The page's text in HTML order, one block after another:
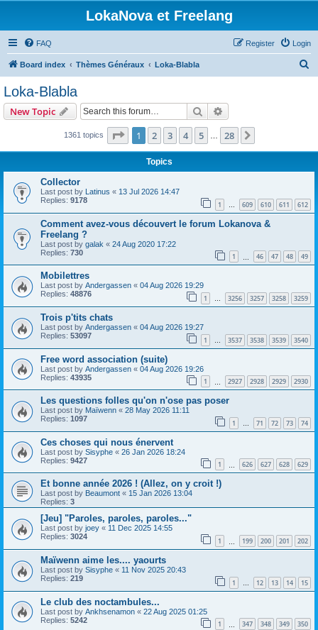
LokaNova et Freelang
FAQ Login
Register
Board index Thèmes Généraux Loka-Blabla
Loka-Blabla
New Topic Search
1361 topics Page 1of 28
1 2 3 4 5 28
Topics
Collector
Last post by Latinus « 13 Jul 2026 14:47
Replies: 9178 1 … 609 610 611 612
Comment avez-vous découvert le forum Lokanova &
Freelang ?
Last post by galak « 24 Aug 2020 17:22
Replies: 730 1 46 47 48 49
Mobilettres
Last post by Andergassen « 04 Aug 2026 19:29
Replies: 48876 1 … 3256 3257 3258 3259
Trois p'tits chats
Last post by Andergassen « 04 Aug 2026 19:27
Replies: 53097 1 … 3537 3538 3539 3540
Free word association (suite)
Last post by Andergassen « 04 Aug 2026 19:26
Replies: 43935 1 2927 2928 2929 2930
Les questions folles qu'on n'ose pas poser
Last post by Maïwenn « 28 May 2026 11:11
Replies: 1097 1 … 71 72 73 74
Ces choses qui nous énervent
Last post by Sisyphe « 26 Jan 2026 18:24
Replies: 9427 1 626 627 628 629
Et bonne année 2026 ! (Allez, on y croit !)
Last post by Beaumont « 15 Jan 2026 13:04
Replies: 3
[Jeu] "Paroles, paroles, paroles..."
Last post by joey « 11 Dec 2025 14:55
Replies: 3024 1 199 200 201 202
Maïwenn aime les.... yaourts
Last post by Sisyphe « 11 Nov 2025 20:43
Replies: 219 1 … 12 13 14 15
Le club des noctambules...
Last post by Ankhsenamon « 22 Aug 2025 01:25
Replies: 5242 1 347 348 349 350